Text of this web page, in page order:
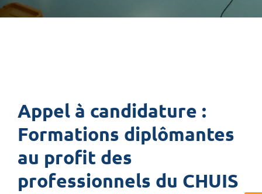
Appel à candidature :
Formations diplômantes
au profit des
professionnels du CHUIS